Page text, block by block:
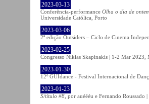
2023-03-13
Conferência-performance Olha o dia de
Universidade Católica, Porto
2023-03-06
2ª edição Outsiders – Ciclo de Cinema
2023-02-25
Congresso Nikias Skapinakis | 1-2 Mar 2023,
2023-01-30
12º GUIdance - Festival Internacional de
2023-01-23
S/título #8 , por auéééu e Fernando